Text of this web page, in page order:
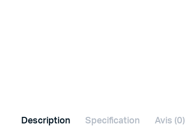
Description Specification Avis (0)